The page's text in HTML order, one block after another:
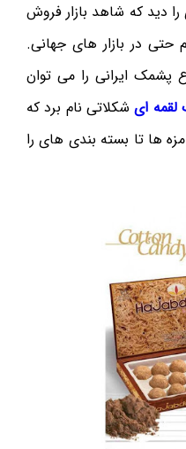
دید که شاهد بازار فروش
حتی در بازار های جهانی.
پشمک ایرانی را می توان
ایشکلاتی نام برد که
ها تا بسته بندی های را